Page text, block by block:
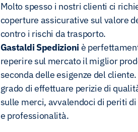
Molto spesso i nostri clienti ci
coperture assicurative sul valore
contro i rischi da trasporto.
Gastaldi Spedizioniè
reperire sul mercato il miglior
seconda delle esigenze del
grado di effettuare perizie di
sulle merci, avvalendoci di periti
e professionalità.